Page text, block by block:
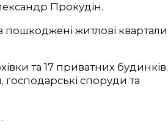
Прокудін.
пошкоджені житлові квартали
та 17 приватних будинків.
споруди та